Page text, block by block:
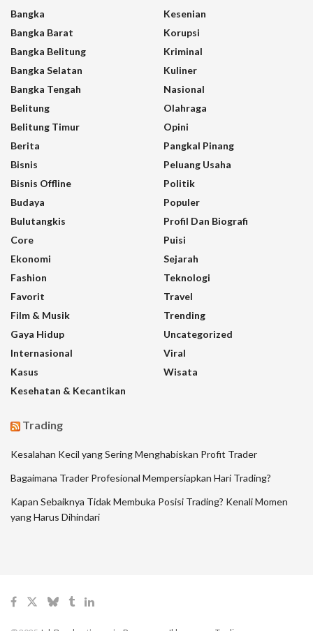
Bangka
Bangka Barat
Bangka Belitung
Bangka Selatan
Bangka Tengah
Belitung
Belitung Timur
Berita
Bisnis
Bisnis Offline
Budaya
Bulutangkis
Core
Ekonomi
Fashion
Favorit
Film & Musik
Gaya Hidup
Internasional
Kasus
Kesehatan & Kecantikan
Kesenian
Korupsi
Kriminal
Kuliner
Nasional
Olahraga
Opini
Pangkal Pinang
Peluang Usaha
Politik
Populer
Profil Dan Biografi
Puisi
Sejarah
Teknologi
Travel
Trending
Uncategorized
Viral
Wisata
Trading
Kesalahan Kecil yang Sering Menghabiskan Profit Trader
Bagaimana Trader Profesional Mempersiapkan Hari Trading?
Kapan Sebaiknya Tidak Membuka Posisi Trading? Kenali Momen
yang Harus Dihindari